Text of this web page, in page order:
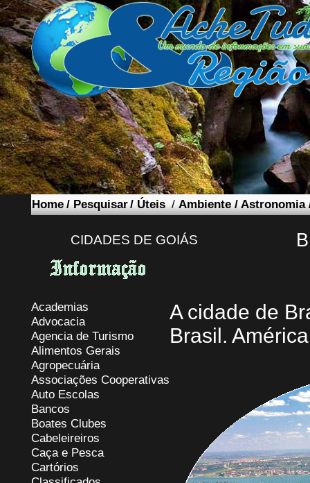
Home/Pesquisar/Úteis/Ambiente /Astronomia
CIDADES DE GOIÁS
Academias
Advocacia
Agencia de Turismo
Alimentos Gerais
Agropecuária
Associações Cooperativas
Auto Escolas
Bancos
Boates Clubes
Cabeleireiros
Caça e Pesca
Cartórios
A cidade de
Brasil.